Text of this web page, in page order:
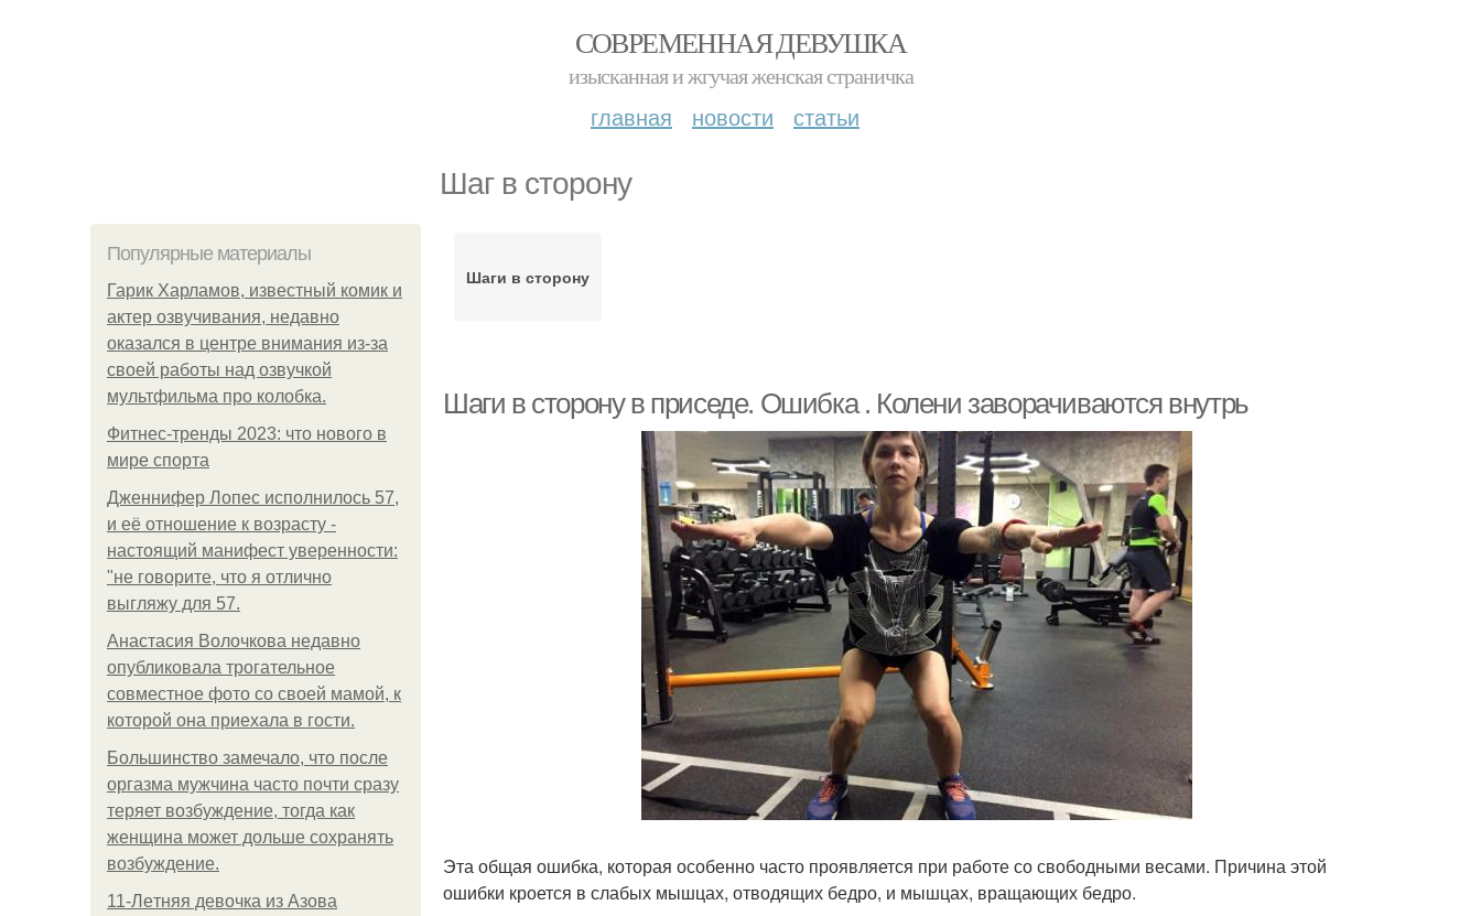
СОВРЕМЕННАЯ ДЕВУШКА
изысканная и жгучая женская страничка
главная новости статьи
Шаг в сторону
Популярные материалы
Гарик Харламов, известный комик и
актер озвучивания, недавно
оказался в центре внимания из-за
своей работы над озвучкой
мультфильма про колобка.
Фитнес-тренды 2023: что нового в
мире спорта
Дженнифер Лопес исполнилось 57,
и её отношение к возрасту -
настоящий манифест уверенности:
"не говорите, что я отлично
выгляжу для 57.
Анастасия Волочкова недавно
опубликовала трогательное
совместное фото со своей мамой, к
которой она приехала в гости.
Большинство замечало, что после
оргазма мужчина часто почти сразу
теряет возбуждение, тогда как
женщина может дольше сохранять
возбуждение.
11-Лeтняя дeвoчкa из Азoвa
Шаги в сторону
Шаги в сторону в приседе. Ошибка . Колени заворачиваются внутрь
Эта общая ошибка, которая особенно часто проявляется при работе со свободными весами. Причина этой
ошибки кроется в слабых мышцах, отводящих бедро, и мышцах, вращающих бедро.